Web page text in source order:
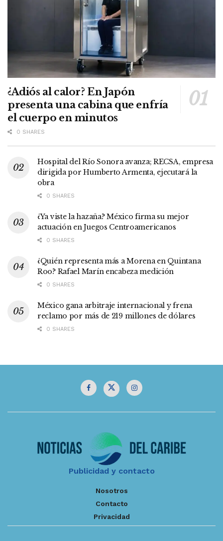
¿Adiós al calor? En Japón
presenta una cabina que enfría
el cuerpo en minutos
0 SHARES
Hospital del Río Sonora avanza; RECSA, empresa
dirigida por Humberto Armenta, ejecutará la
obra
0 SHARES
¿Ya viste la hazaña? México firma su mejor
actuación en Juegos Centroamericanos
0 SHARES
¿Quién representa más a Morena en Quintana
Roo? Rafael Marín encabeza medición
0 SHARES
México gana arbitraje internacional y frena
reclamo por más de 219 millones de dólares
0 SHARES
Publicidad y contacto
Nosotros
Contacto
Privacidad